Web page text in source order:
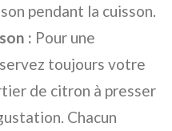
pendant la cuisson.
: Pour une
toujours votre
de citron à presser
Chacun